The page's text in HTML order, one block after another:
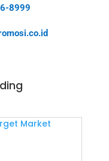
8999